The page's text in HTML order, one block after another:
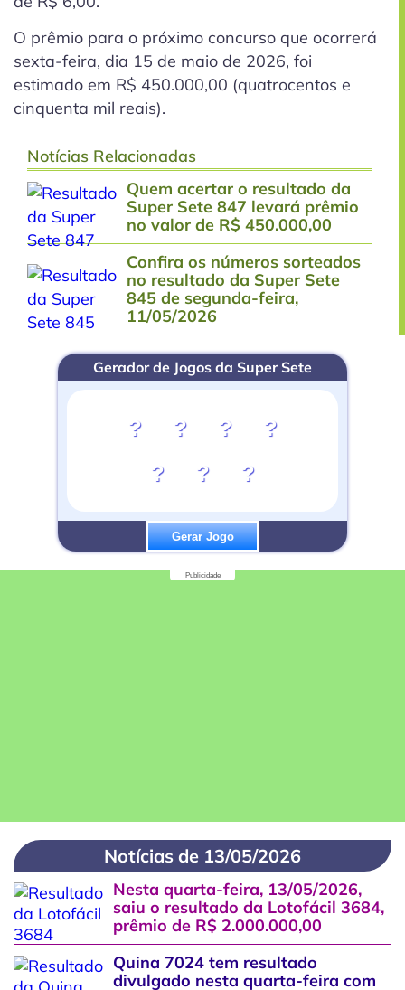
O prêmio para o próximo concurso que ocorrerá
sexta-feira, dia 15 de maio de 2026, foi
estimado em R$ 450.000,00 (quatrocentos e
cinquenta mil reais).
Notícias Relacionadas
Quem acertar o resultado da
Super Sete 847 levará prêmio
no valor de R$ 450.000,00
Confira os números sorteados
no resultado da Super Sete
845 de segunda-feira,
11/05/2026
Gerador de Jogos da Super Sete
? ? ?
?
?
? ?
Gerar Jogo
Publicidade
Notícias de 13/05/2026
Nesta quarta-feira, 13/05/2026,
saiu o resultado da Lotofácil 3684,
prêmio de R$ 2.000.000,00
Quina 7024 tem resultado
divulgado nesta quarta-feira com